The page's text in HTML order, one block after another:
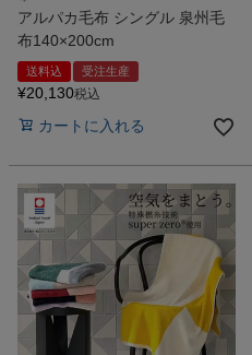
アルパカ毛布 シングル 泉州毛
布140×200cm
送料込 受注生産
¥20,130税込
カートに入れる